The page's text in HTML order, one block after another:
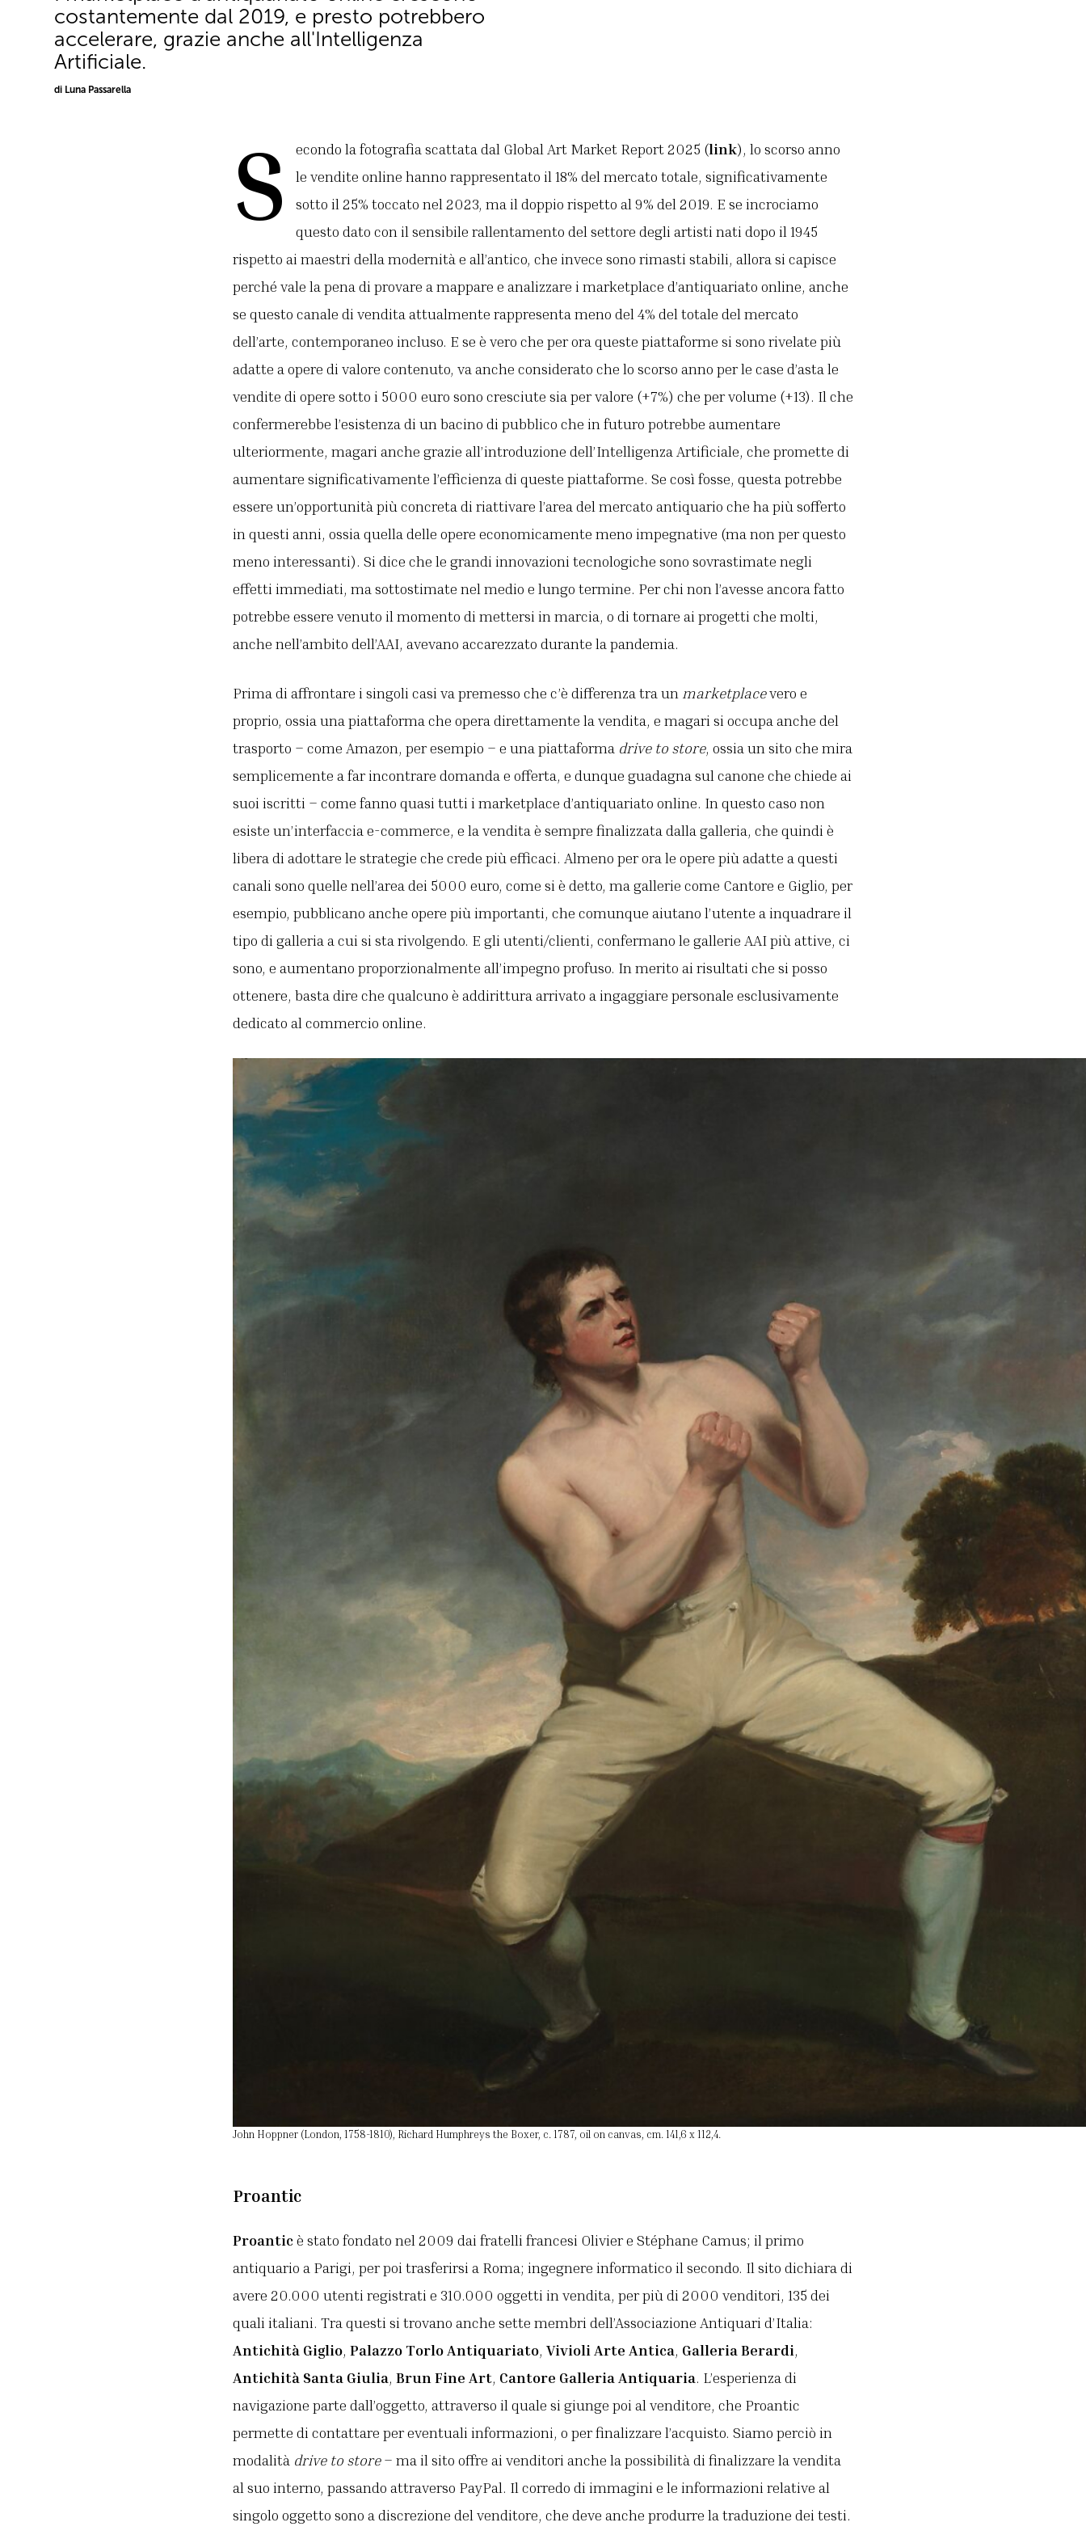
costantemente dal 2019, e presto potrebbero
accelerare, grazie anche all'Intelligenza
Artificiale.
di Luna Passarella
S econdo la fotografia scattata dal Global Art Market Report 2025 (link), lo scorso anno
le vendite online hanno rappresentato il 18% del mercato totale, significativamente
sotto il 25% toccato nel 2023, ma il doppio rispetto al 9% del 2019. E se incrociamo
questo dato con il sensibile rallentamento del settore degli artisti nati dopo il 1945
rispetto ai maestri della modernità e all’antico, che invece sono rimasti stabili, allora si capisce
perché vale la pena di provare a mappare e analizzare i marketplace d’antiquariato online, anche
se questo canale di vendita attualmente rappresenta meno del 4% del totale del mercato
dell’arte, contemporaneo incluso. E se è vero che per ora queste piattaforme si sono rivelate più
adatte a opere di valore contenuto, va anche considerato che lo scorso anno per le case d’asta le
vendite di opere sotto i 5000 euro sono cresciute sia per valore (+7%) che per volume (+13). Il che
confermerebbe l’esistenza di un bacino di pubblico che in futuro potrebbe aumentare
ulteriormente, magari anche grazie all’introduzione dell’Intelligenza Artificiale, che promette di
aumentare significativamente l’efficienza di queste piattaforme. Se così fosse, questa potrebbe
essere un’opportunità più concreta di riattivare l’area del mercato antiquario che ha più sofferto
in questi anni, ossia quella delle opere economicamente meno impegnative (ma non per questo
meno interessanti). Si dice che le grandi innovazioni tecnologiche sono sovrastimate negli
effetti immediati, ma sottostimate nel medio e lungo termine. Per chi non l’avesse ancora fatto
potrebbe essere venuto il momento di mettersi in marcia, o di tornare ai progetti che molti,
anche nell’ambito dell’AAI, avevano accarezzato durante la pandemia.
Prima di affrontare i singoli casi va premesso che c’è differenza tra un marketplacevero e
proprio, ossia una piattaforma che opera direttamente la vendita, e magari si occupa anche del
trasporto – come Amazon, per esempio – e una piattaforma drive to store, ossia un sito che mira
semplicemente a far incontrare domanda e offerta, e dunque guadagna sul canone che chiede ai
suoi iscritti – come fanno quasi tutti i marketplace d’antiquariato online. In questo caso non
esiste un’interfaccia e-commerce, e la vendita è sempre finalizzata dalla galleria, che quindi è
libera di adottare le strategie che crede più efficaci. Almeno per ora le opere più adatte a questi
canali sono quelle nell’area dei 5000 euro, come si è detto, ma gallerie come Cantore e Giglio, per
esempio, pubblicano anche opere più importanti, che comunque aiutano l’utente a inquadrare il
tipo di galleria a cui si sta rivolgendo. E gli utenti/clienti, confermano le gallerie AAI più attive, ci
sono, e aumentano proporzionalmente all’impegno profuso. In merito ai risultati che si posso
ottenere, basta dire che qualcuno è addirittura arrivato a ingaggiare personale esclusivamente
dedicato al commercio online.
John Hoppner (London, 1758-1810), Richard Humphreys the Boxer, c. 1787, oil on canvas, cm. 141,6 x 112,4.
Proantic
Proanticè stato fondato nel 2009 dai fratelli francesi Olivier e Stéphane Camus; il primo
antiquario a Parigi, per poi trasferirsi a Roma; ingegnere informatico il secondo. Il sito dichiara di
avere 20.000 utenti registrati e 310.000 oggetti in vendita, per più di 2000 venditori, 135 dei
quali italiani. Tra questi si trovano anche sette membri dell’Associazione Antiquari d’Italia:
Antichità Giglio, Palazzo Torlo Antiquariato, Vivioli Arte Antica, Galleria Berardi,
Antichità Santa Giulia, Brun Fine Art, Cantore Galleria Antiquaria. L’esperienza di
navigazione parte dall’oggetto, attraverso il quale si giunge poi al venditore, che Proantic
permette di contattare per eventuali informazioni, o per finalizzare l’acquisto. Siamo perciò in
modalità drive to store– ma il sito offre ai venditori anche la possibilità di finalizzare la vendita
al suo interno, passando attraverso PayPal. Il corredo di immagini e le informazioni relative al
singolo oggetto sono a discrezione del venditore, che deve anche produrre la traduzione dei testi.